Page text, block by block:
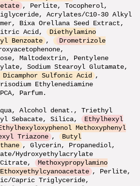
, Perlite, Tocopherol,
Acrylates/C10-30 Alkyl
Bixa Orellana Seed Extract,
Acid, Diethylamino
Benzoate ,
Drometrizole
Maltodextrin, Pentylene
Sodium Stearoyl Glutamate,
Sulfonic Acid ,
Ethylenediamine
Parfum.
Alcohol denat., Triethyl
Sebacate, Silica, Ethylhexyl
Methoxyphenyl
Triazone , Butyl
, Glycerin, Propanediol,
Hydroxyethylacrylate
Citrate, Methoxypropylamino
, Perlite,
Capric Triglyceride,